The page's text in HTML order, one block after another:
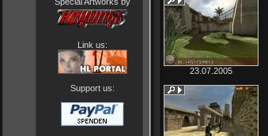
Link us:
Support us:
23.07.2005